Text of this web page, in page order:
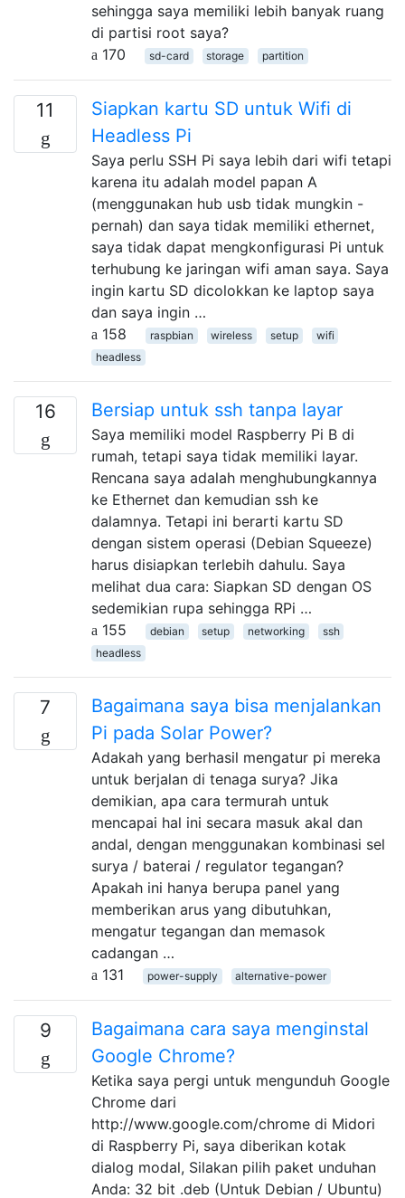
sehingga saya memiliki lebih banyak ruang
di partisi root saya?
170
sd-card storage partition
11
Siapkan kartu SD untuk Wifi di
Headless Pi
Saya perlu SSH Pi saya lebih dari wifi tetapi
karena itu adalah model papan A
(menggunakan hub usb tidak mungkin -
pernah) dan saya tidak memiliki ethernet,
saya tidak dapat mengkonfigurasi Pi untuk
terhubung ke jaringan wifi aman saya. Saya
ingin kartu SD dicolokkan ke laptop saya
dan saya ingin …
158
raspbian wireless setup
wifi
headless
16 Bersiap untuk ssh tanpa layar
Saya memiliki model Raspberry Pi B di
rumah, tetapi saya tidak memiliki layar.
Rencana saya adalah menghubungkannya
ke Ethernet dan kemudian ssh ke
dalamnya. Tetapi ini berarti kartu SD
dengan sistem operasi (Debian Squeeze)
harus disiapkan terlebih dahulu. Saya
melihat dua cara: Siapkan SD dengan OS
sedemikian rupa sehingga RPi …
155
debian setup networking
ssh
headless
7
Bagaimana saya bisa menjalankan
Pi pada Solar Power?
Adakah yang berhasil mengatur pi mereka
untuk berjalan di tenaga surya? Jika
demikian, apa cara termurah untuk
mencapai hal ini secara masuk akal dan
andal, dengan menggunakan kombinasi sel
surya / baterai / regulator tegangan?
Apakah ini hanya berupa panel yang
memberikan arus yang dibutuhkan,
mengatur tegangan dan memasok
cadangan …
131
power-supply alternative-power
9
Bagaimana cara saya menginstal
Google Chrome?
Ketika saya pergi untuk mengunduh Google
Chrome dari
http://www.google.com/chrome di Midori
di Raspberry Pi, saya diberikan kotak
dialog modal, Silakan pilih paket unduhan
Anda: 32 bit .deb (Untuk Debian / Ubuntu)